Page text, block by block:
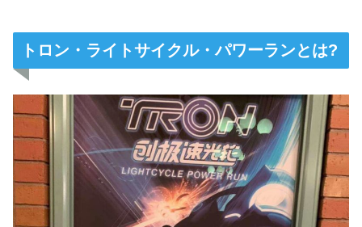
トロン・ライトサイクル・パワーランとは?